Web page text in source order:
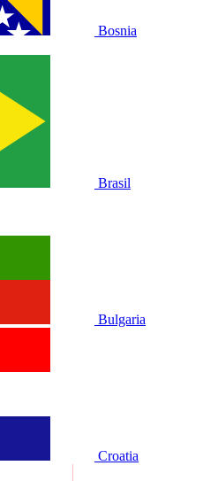
Bosnia
Brasil
Bulgaria
Croatia